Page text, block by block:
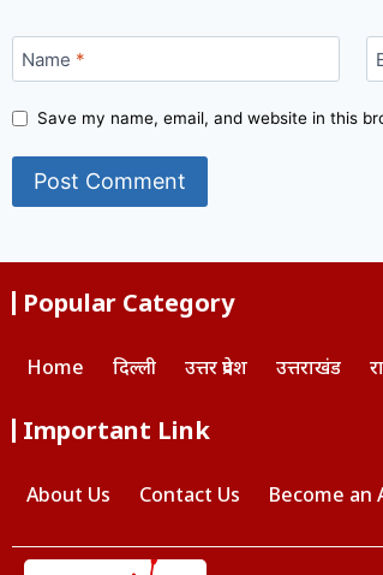
Name *
Save my name, email, and website in this
Popular Category
Home दिल्ली उत्तर प्रदेश उत्तराखंड
Important Link
About Us Contact Us Become an